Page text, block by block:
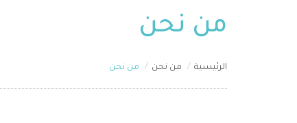
من نحن
الرئيسية من نحن من نحن